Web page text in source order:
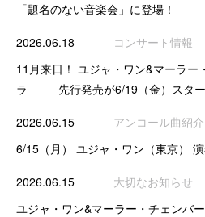
「題名のない音楽会」に登場！
2026.06.18
コンサート情報
11月来日！ ユジャ・ワン&マーラー
ラ ── 先行発売が6/19（金）スタ
2026.06.15
アンコール曲紹介
6/15（月） ユジャ・ワン（東京）
2026.06.15
大切なお知らせ
ユジャ・ワン&マーラー・チェンバ